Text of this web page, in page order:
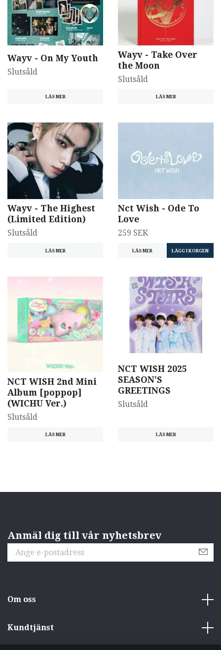
Wayv - On My Youth
Slutsåld
LÄS MER
Wayv - Take Over
the Moon
Slutsåld
LÄS MER
Wayv - The Highest
(Limited Edition)
Slutsåld
LÄS MER
Nct Wish - Ode To
Love
259 SEK
LÄS MER
NCT WISH 2nd Mini
Album [poppop]
(WICHU Ver.)
Slutsåld
LÄS MER
NCT WISH 2025
SEASON'S
GREETINGS
Slutsåld
LÄS MER
Anmäl dig till vår nyhetsbrev
Om oss
Kundtjänst